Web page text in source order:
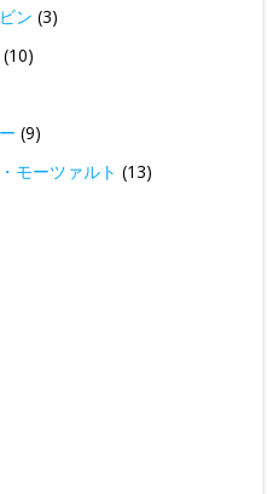
ン (3)
(10)
(9)
モーツァルト (13)